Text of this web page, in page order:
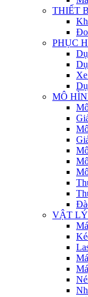
THIẾT
PHỤC
MÔ
VẬT